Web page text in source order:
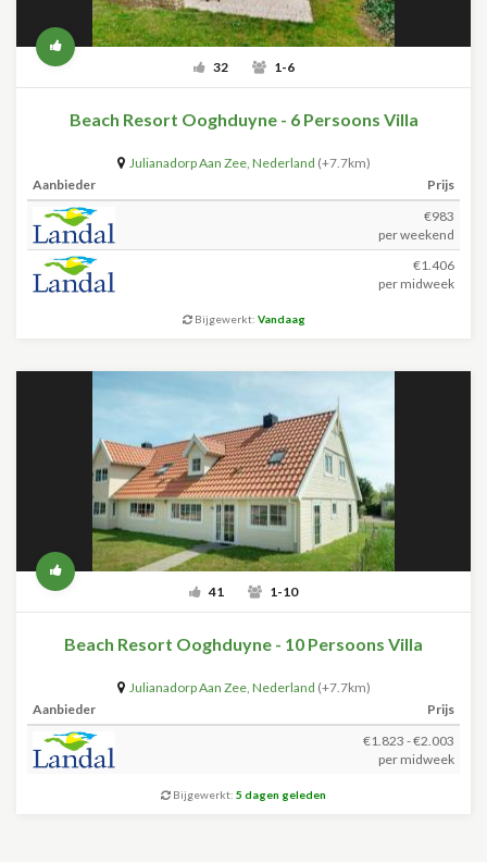
32 1-6
Beach Resort Ooghduyne - 6 Persoons Villa
Julianadorp Aan Zee, Nederland (+7.7km)
Aanbieder
Prijs
€983
per weekend
€1.406
per midweek
Bijgewerkt: Vandaag
41 1-10
Beach Resort Ooghduyne - 10 Persoons Villa
Julianadorp Aan Zee, Nederland (+7.7km)
Aanbieder
Prijs
€1.823 - €2.003
per midweek
Bijgewerkt: 5 dagen geleden